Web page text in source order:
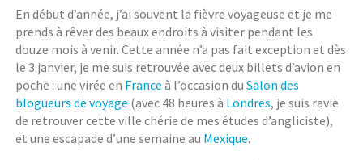
En début d’année, j’ai souvent la fièvre voyageuse et je me
prends à rêver des beaux endroits à visiter pendant les
douze mois à venir. Cette année n’a pas fait exception et dès
le 3 janvier, je me suis retrouvée avec deux billets d’avion en
poche : une virée en Franceà l’occasion duSalon des
blogueurs de voyage (avec 48 heures à Londres, je suis ravie
de retrouver cette ville chérie de mes études d’angliciste),
et une escapade d’une semaine au Mexique.